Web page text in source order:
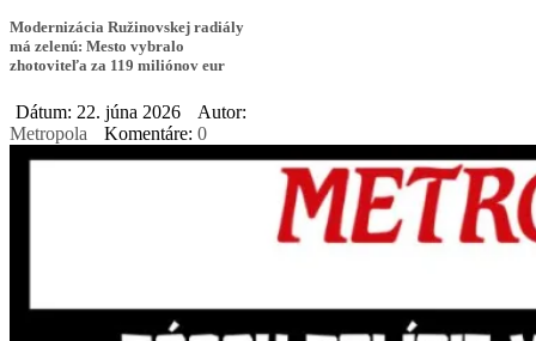
Modernizácia Ružinovskej radiály
má zelenú: Mesto vybralo
zhotoviteľa za 119 miliónov eur
Dátum: 22. júna 2026
Autor:
Metropola
Komentáre: 0